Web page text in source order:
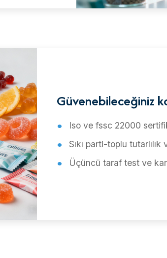
Güvenebileceğiniz
Iso ve fssc 22000
Sıkı parti-toplu
Üçüncü taraf test ve